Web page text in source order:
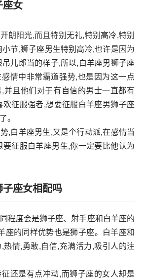
座女
朗阳光,而且特别无礼,特别高冷,特别
节,狮子座男生特别高冷,也许是因为
儿郎当的样子,所以,白羊座男狮子座
情中非常霸道强势,也是因为这一点
并且他们对于有自信的男士一直都有
征服强者,想要征服白羊座男狮子座
。
,白羊座男生,又是个行动派,在感情当
征服白羊座男生,你一定要比他认为
座女相配吗
程度会是狮子座、射手座和白羊座的
座的同样优势也是狮子座。白羊座和
情,勇敢,自信,充满活力,吸引人的注
还是有点冲动,而狮子座的女人却是